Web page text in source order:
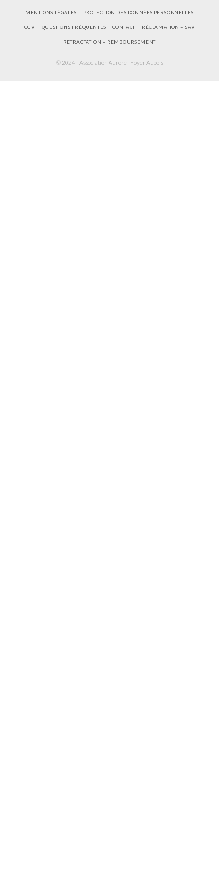
MENTIONS LÉGALES PROTECTION DES DONNÉES PERSONNELLES
CGV QUESTIONS FRÉQUENTES CONTACT RÉCLAMATION – SAV
RETRACTATION – REMBOURSEMENT
© 2024 - Association Aurore - Foyer Aubois